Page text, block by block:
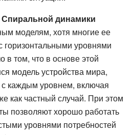
Спиральной динамики
моделям, хотя многие ее
горизонтальными уровнями
том, что в основе этой
модель устройства мира,
каждым уровнем, включая
как частный случай. При этом
позволяют хорошо работать
уровнями потребностей